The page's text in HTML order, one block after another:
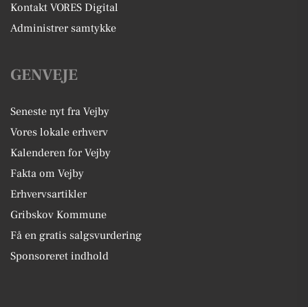
Kontakt VORES Digital
Administrer samtykke
GENVEJE
Seneste nyt fra Vejby
Vores lokale erhverv
Kalenderen for Vejby
Fakta om Vejby
Erhvervsartikler
Gribskov Kommune
Få en gratis salgsvurdering
Sponsoreret indhold